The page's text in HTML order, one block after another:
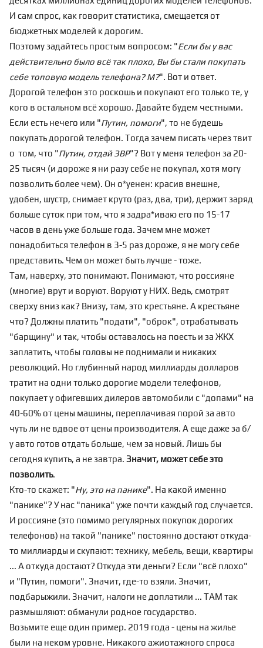
И сам спрос, как говорит статистика, смещается от
бюджетных моделей к дорогим.
Поэтому задайтесь простым вопросом: "Если бы у вас
действительно было всё так плохо, Вы бы стали покупать
себе топовую модель телефона? М?". Вот и ответ.
Дорогой телефон это роскошь и покупают его только те, у
кого в остальном всё хорошо. Давайте будем честными.
Если есть нечего или "Путин, помоги", то не будешь
покупать дорогой телефон. Тогда зачем писать через твит
о том, что "Путин, отдай ЗВР"? Вот у меня телефон за 20-
25 тысяч (и дороже я ни разу себе не покупал, хотя могу
позволить более чем). Он о*уенен: красив внешне,
удобен, шустр, снимает круто (раз, два, три), держит заряд
больше суток при том, что я задра*иваю его по 15-17
часов в день уже больше года. Зачем мне может
понадобиться телефон в 3-5 раз дороже, я не могу себе
представить. Чем он может быть лучше - тоже.
Там, наверху, это понимают. Понимают, что россияне
(многие) врут и воруют. Воруют у НИХ. Ведь, смотрят
сверху вниз как? Внизу, там, это крестьяне. А крестьяне
что? Должны платить "подати", "оброк", отрабатывать
"барщину" и так, чтобы оставалось на поесть и за ЖКХ
заплатить, чтобы головы не поднимали и никаких
революций. Но глубинный народ миллиарды долларов
тратит на одни только дорогие модели телефонов,
покупает у офигевших дилеров автомобили с "допами" на
40-60% от цены машины, переплачивая порой за авто
чуть ли не вдвое от цены производителя. А еще даже за б/
у авто готов отдать больше, чем за новый. Лишь бы
сегодня купить, а не завтра. Значит, может себе это
позволить.
Кто-то скажет: "Ну, это на панике". На какой именно
"панике"? У нас "паника" уже почти каждый год случается.
И россияне (это помимо регулярных покупок дорогих
телефонов) на такой "панике" постоянно достают откуда-
то миллиарды и скупают: технику, мебель, вещи, квартиры
... А откуда достают? Откуда эти деньги? Если "всё плохо"
и "Путин, помоги". Значит, где-то взяли. Значит,
подбарыжили. Значит, налоги не доплатили ... ТАМ так
размышляют: обманули родное государство.
Возьмите еще один пример. 2019 года - цены на жилье
были на неком уровне. Никакого ажиотажного спроса